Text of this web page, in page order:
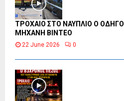
ΤΡΟΧΑΙΟ ΣΤΟ ΝΑΥΠΛΙΟ Ο
ΜΗΧΑΝΗ ΒΙΝΤΕΟ
22 June 2026 0